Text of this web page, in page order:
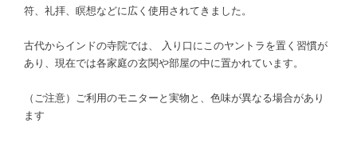
符、礼拝、瞑想などに広く使用されてきました。
古代からインドの寺院では、 入り口にこのヤントラを置く習慣が
あり、現在では各家庭の玄関や部屋の中に置かれています。
（ご注意）ご利用のモニターと実物と、色味が異なる場合があり
ます